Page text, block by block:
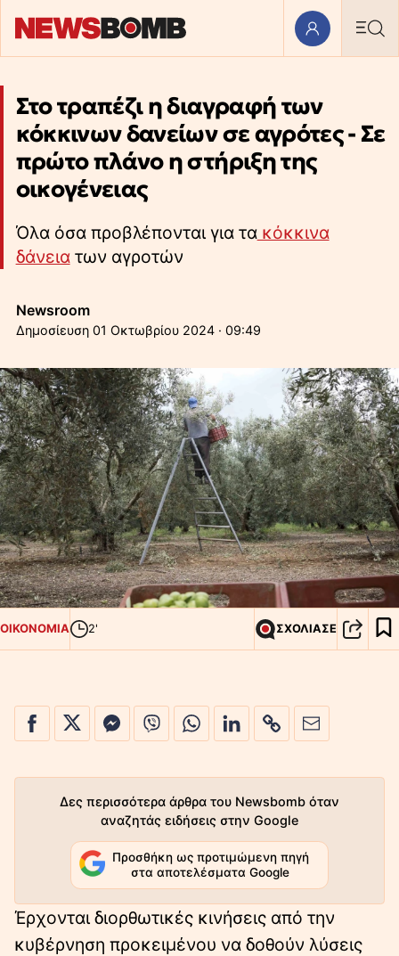
Στο τραπέζι η διαγραφή των
κόκκινων δανείων σε αγρότες - Σε
πρώτο πλάνο η στήριξη της
οικογένειας
Όλα όσα προβλέπονται για τακόκκινα
δάνειατων αγροτών
Newsroom
01 Οκτωβρίου 2024 · 09:49
ΟΙΚΟΝΟΜΙΑ 2' ΣΧΟΛΙΑΣΕ
Δες περισσότερα άρθρα του Newsbomb όταν
αναζητάς ειδήσεις στην Google
Προσθήκη ως προτιμώμενη πηγή
στα αποτελέσματα Google
Έρχονται διορθωτικές κινήσεις από την
κυβέρνηση προκειμένου να δοθούν λύσεις